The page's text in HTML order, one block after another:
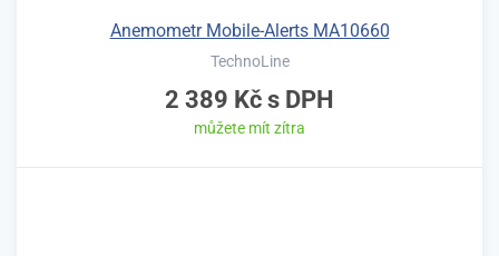
Anemometr Mobile-Alerts MA10660
TechnoLine
2 389 Kč s DPH
můžete mít zítra